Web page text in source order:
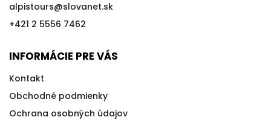
alpistours@slovanet.sk
+421 2 5556 7462
INFORMÁCIE PRE VÁS
Kontakt
Obchodné podmienky
Ochrana osobných údajov